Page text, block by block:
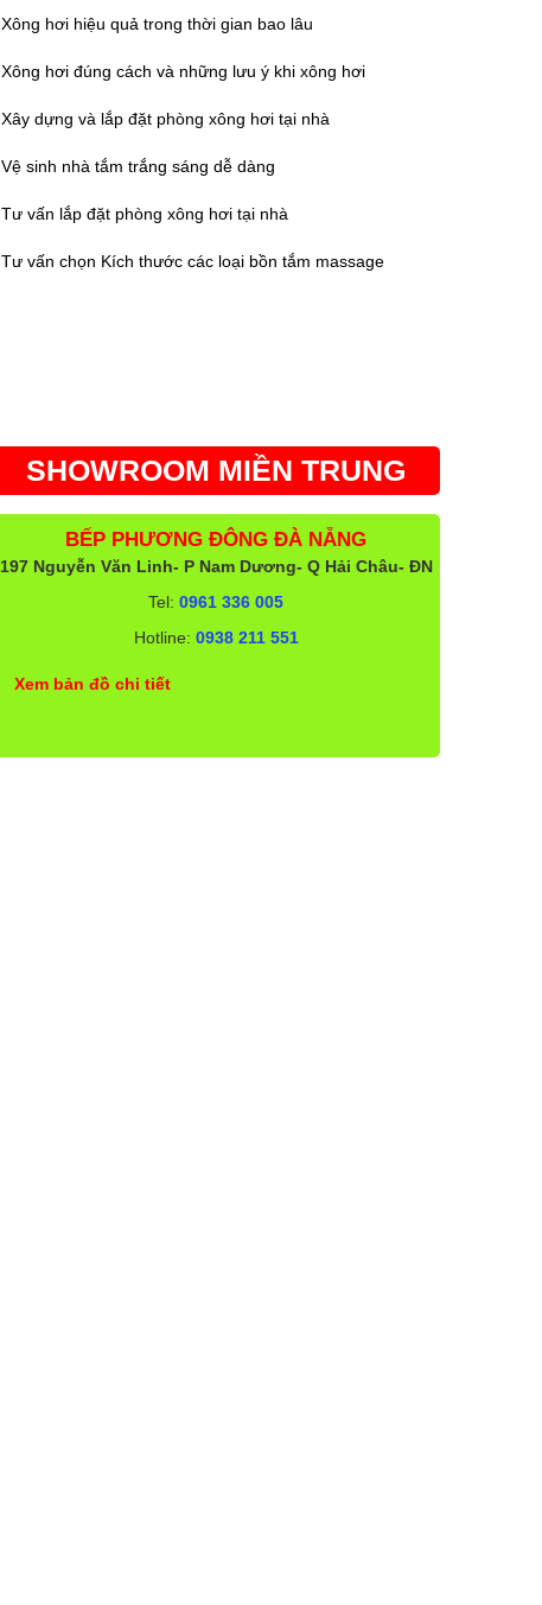
Xông hơi hiệu quả trong thời gian bao lâu
Xông hơi đúng cách và những lưu ý khi xông hơi
Xây dựng và lắp đặt phòng xông hơi tại nhà
Vệ sinh nhà tắm trắng sáng dễ dàng
Tư vấn lắp đặt phòng xông hơi tại nhà
Tư vấn chọn Kích thước các loại bồn tắm massage
SHOWROOM MIỀN TRUNG
BẾP PHƯƠNG ĐÔNG ĐÀ NẴNG
197 Nguyễn Văn Linh- P Nam Dương- Q Hải Châu- ĐN
Tel:0961 336 005
Hotline: 0938 211 551
Xem bản đồ chi tiết